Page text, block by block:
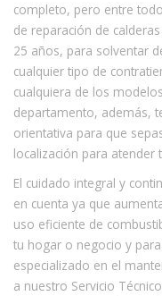
completo, pero entre
de reparación de
25 años, para solventar
cualquier tipo de
cualquiera de los
departamento, además,
orientativa para que
localización para atender
El cuidado integral y
en cuenta ya que
uso eficiente de
tu hogar o negocio y
especializado en el
a nuestro Servicio